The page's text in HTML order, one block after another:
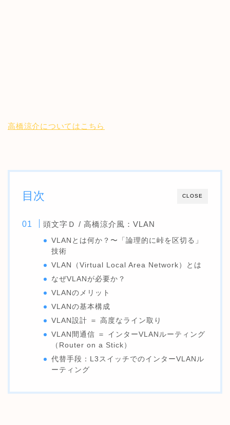
高橋涼介についてはこちら
CLOSE
目次
頭文字Ｄ / 高橋涼介風：VLAN
VLANとは何か？〜「論理的に峠を区切る」
技術
VLAN（Virtual Local Area Network）とは
なぜVLANが必要か？
VLANのメリット
VLANの基本構成
VLAN設計 ＝ 高度なライン取り
VLAN間通信 ＝ インターVLANルーティング
（Router on a Stick）
代替手段：L3スイッチでのインターVLANル
ーティング